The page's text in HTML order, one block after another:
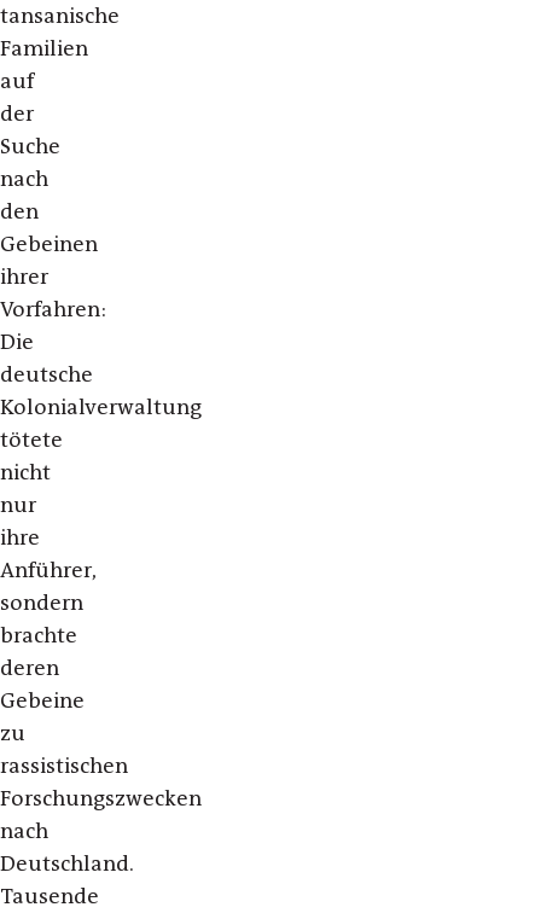
tansanische
Familien
auf
der
Suche
nach
den
Gebeinen
ihrer
Vorfahren:
Die
deutsche
Kolonialverwaltung
tötete
nicht
nur
ihre
Anführer,
sondern
brachte
deren
Gebeine
zu
rassistischen
Forschungszwecken
nach
Deutschland.
Tausende